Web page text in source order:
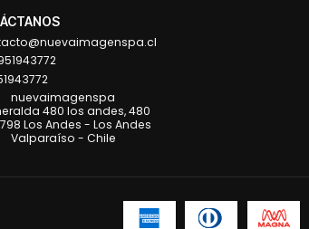
nuevaimagenspa
480 los andes, 480
Los Andes - Los Andes
Valparaíso - Chile